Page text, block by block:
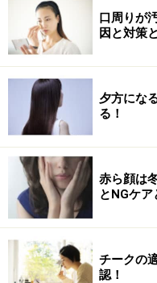
りで気分もリラック
でクリーミィーな泡が
ます。
次のページではオスス
す。
※記事内容は執筆時点のも
い。
※個人の体質、また、誤っ
不調を引き起こす場合があ
質及び健康状態を十分に考
また、全ての方への有効
口周りが
因と対策
夕方にな
る！
赤ら顔は
とNGケア
チークの
認！